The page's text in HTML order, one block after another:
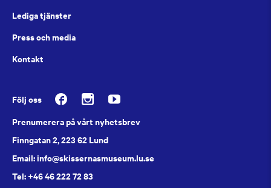
Lediga tjänster
Press och media
Kontakt
Följ oss
Prenumerera på vårt nyhetsbrev
Finngatan 2, 223 62 Lund
Email: info@skissernasmuseum.lu.se
Tel: +46 46 222 72 83